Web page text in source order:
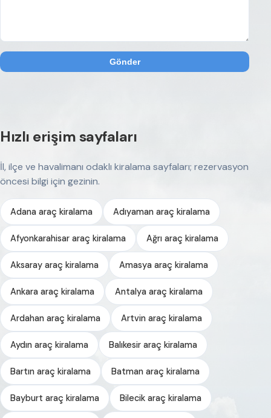
Gönder
Hızlı erişim sayfaları
İl, ilçe ve havalimanı odaklı kiralama sayfaları; rezervasyon
öncesi bilgi için gezinin.
Adana araç kiralama Adıyaman araç kiralama
Afyonkarahisar araç kiralama Ağrı araç kiralama
Aksaray araç kiralama Amasya araç kiralama
Ankara araç kiralama Antalya araç kiralama
Ardahan araç kiralama Artvin araç kiralama
Aydın araç kiralama Balıkesir araç kiralama
Bartın araç kiralama Batman araç kiralama
Bayburt araç kiralama Bilecik araç kiralama